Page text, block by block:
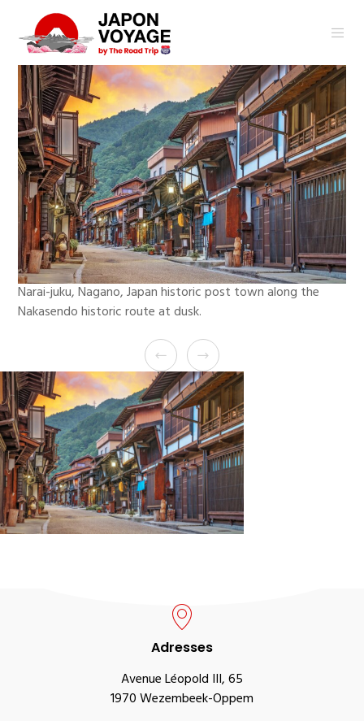
Narai-juku, Nagano, Japan historic post town along the
Nakasendo historic route at dusk.
Adresses
Avenue Léopold III, 65
1970 Wezembeek-Oppem